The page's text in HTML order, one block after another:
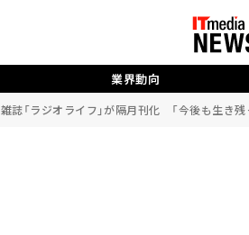
業界動向
雑誌「ラジオライフ」が隔月刊化 「今後も生き